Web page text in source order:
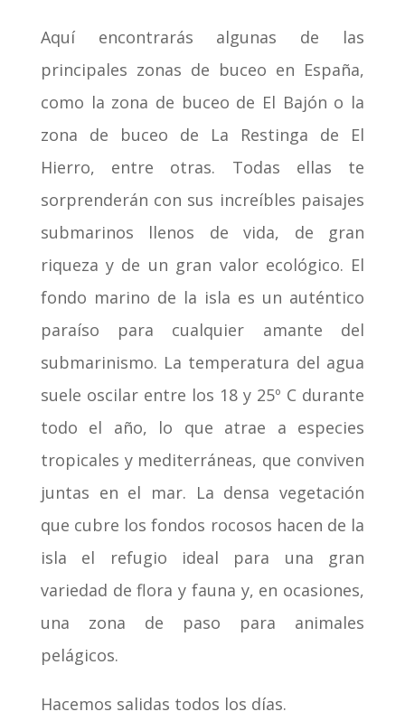
Aquí encontrarás algunas de las
principales zonas de buceo en España,
como la zona de buceo de El Bajón o la
zona de buceo de La Restinga de El
Hierro, entre otras. Todas ellas te
sorprenderán con sus increíbles paisajes
submarinos llenos de vida, de gran
riqueza y de un gran valor ecológico. El
fondo marino de la isla es un auténtico
paraíso para cualquier amante del
submarinismo. La temperatura del agua
suele oscilar entre los 18 y 25º C durante
todo el año, lo que atrae a especies
tropicales y mediterráneas, que conviven
juntas en el mar. La densa vegetación
que cubre los fondos rocosos hacen de la
isla el refugio ideal para una gran
variedad de flora y fauna y, en ocasiones,
una zona de paso para animales
pelágicos.
Hacemos salidas todos los días.